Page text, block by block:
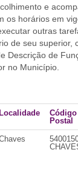
e
os horários em
outras
de seu superior,
Descrição de
no Município.
Localidade
Código
Postal